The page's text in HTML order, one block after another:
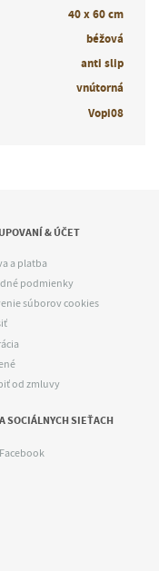
40 x 60 cm
béžová
anti slip
vnútorná
Vopi08
& ÚČET
a platba
podmienky
súborov cookies
od zmluvy
SOCIÁLNYCH SIEŤACH
Facebook